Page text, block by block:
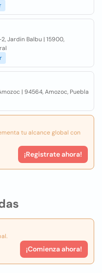
¡Comienza ahora!
Jardin Balbu | 15900,
| 94564, Amozoc, Puebla
tu alcance global con
¡Registrate ahora!